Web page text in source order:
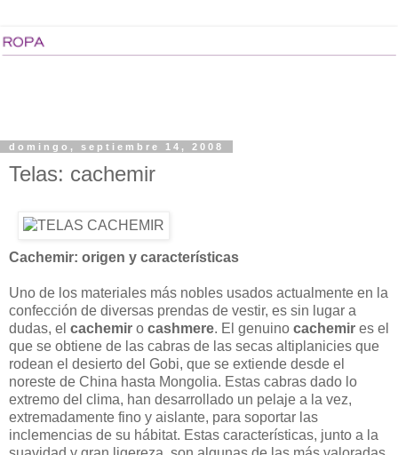
domingo, septiembre 14, 2008
Telas: cachemir
Cachemir: origen y características
Uno de los materiales más nobles usados actualmente en la
confección de diversas prendas de vestir, es sin lugar a
dudas, el cachemir o cashmere. El genuino cachemir es el
que se obtiene de las cabras de las secas altiplanicies que
rodean el desierto del Gobi, que se extiende desde el
noreste de China hasta Mongolia. Estas cabras dado lo
extremo del clima, han desarrollado un pelaje a la vez,
extremadamente fino y aislante, para soportar las
inclemencias de su hábitat. Estas características, junto a la